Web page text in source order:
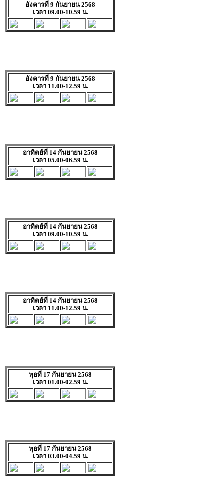
อังคารที่ 9 กันยายน 2568
เวลา 09.00-10.59 น.
อังคารที่ 9 กันยายน 2568
เวลา 11.00-12.59 น.
อาทิตย์ที่ 14 กันยายน 2568
เวลา 05.00-06.59 น.
อาทิตย์ที่ 14 กันยายน 2568
เวลา 09.00-10.59 น.
อาทิตย์ที่ 14 กันยายน 2568
เวลา 11.00-12.59 น.
พุธที่ 17 กันยายน 2568
เวลา 01.00-02.59 น.
พุธที่ 17 กันยายน 2568
เวลา 03.00-04.59 น.